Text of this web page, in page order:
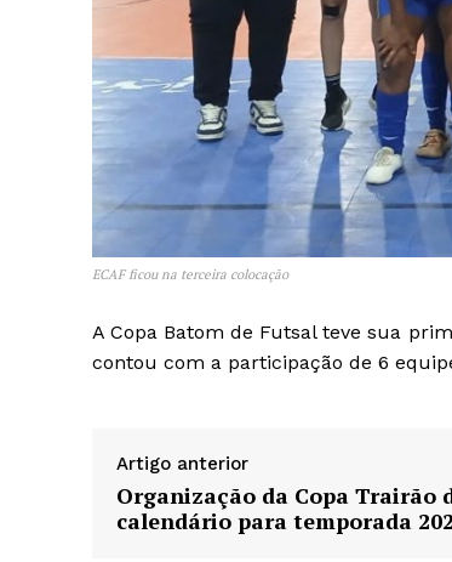
ECAF ficou na terceira colocação
A Copa Batom de Futsal teve sua
contou com a participação de 6
Artigo anterior
Organização da Copa Trairão
calendário para temporada